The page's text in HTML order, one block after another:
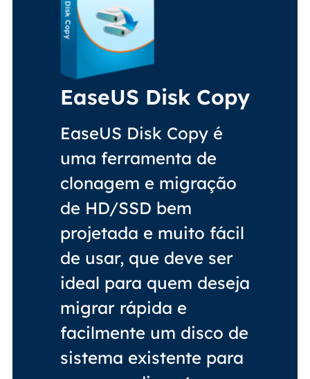
EaseUS Disk Copy
EaseUS Disk Copy é
uma ferramenta de
clonagem e migração
de HD/SSD bem
projetada e muito fácil
de usar, que deve ser
ideal para quem deseja
migrar rápida e
facilmente um disco de
sistema existente para